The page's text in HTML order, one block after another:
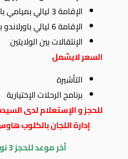
الإقامة 3 ليالي بميامي بالإفطار
الإقامة 6 ليالي باورلاندو بالإفطار
الإنتقالات بين الولايتين
السعر لايشمل
التأشيرة
برنامج الرحلات الإختيارية
للحجز و الإستعلام لدى
إدارة اللجان بالكلوب هاوس ت /
أخر موعد للحجز 3 نوفمبر 2018